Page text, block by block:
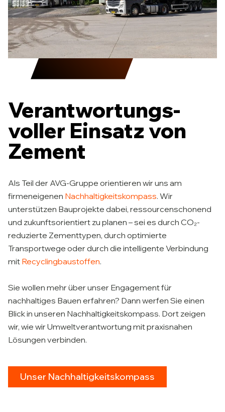
Verantwortungs­
voller Einsatz von
Zement
Als Teil der AVG-Gruppe orientieren wir uns am
firmeneigenen Nachhaltigkeitskompass. Wir
unterstützen Bauprojekte dabei, ressourcenschonend
und zukunftsorientiert zu planen – sei es durch CO₂-
reduzierte Zementtypen, durch optimierte
Transportwege oder durch die intelligente Verbindung
mit Recyclingbaustoffen.
Sie wollen mehr über unser Engagement für
nachhaltiges Bauen erfahren? Dann werfen Sie einen
Blick in unseren Nachhaltigkeitskompass. Dort zeigen
wir, wie wir Umweltverantwortung mit praxisnahen
Lösungen verbinden.
Unser Nachhaltigkeitskompass